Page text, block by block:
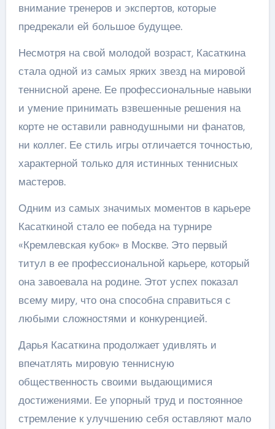
внимание тренеров и экспертов, которые
предрекали ей большое будущее.
Несмотря на свой молодой возраст, Касаткина
стала одной из самых ярких звезд на мировой
теннисной арене. Ее профессиональные навыки
и умение принимать взвешенные решения на
корте не оставили равнодушными ни фанатов,
ни коллег. Ее стиль игры отличается точностью,
характерной только для истинных теннисных
мастеров.
Одним из самых значимых моментов в карьере
Касаткиной стало ее победа на турнире
«Кремлевская кубок» в Москве. Это первый
титул в ее профессиональной карьере, который
она завоевала на родине. Этот успех показал
всему миру, что она способна справиться с
любыми сложностями и конкуренцией.
Дарья Касаткина продолжает удивлять и
впечатлять мировую теннисную
общественность своими выдающимися
достижениями. Ее упорный труд и постоянное
стремление к улучшению себя оставляют мало